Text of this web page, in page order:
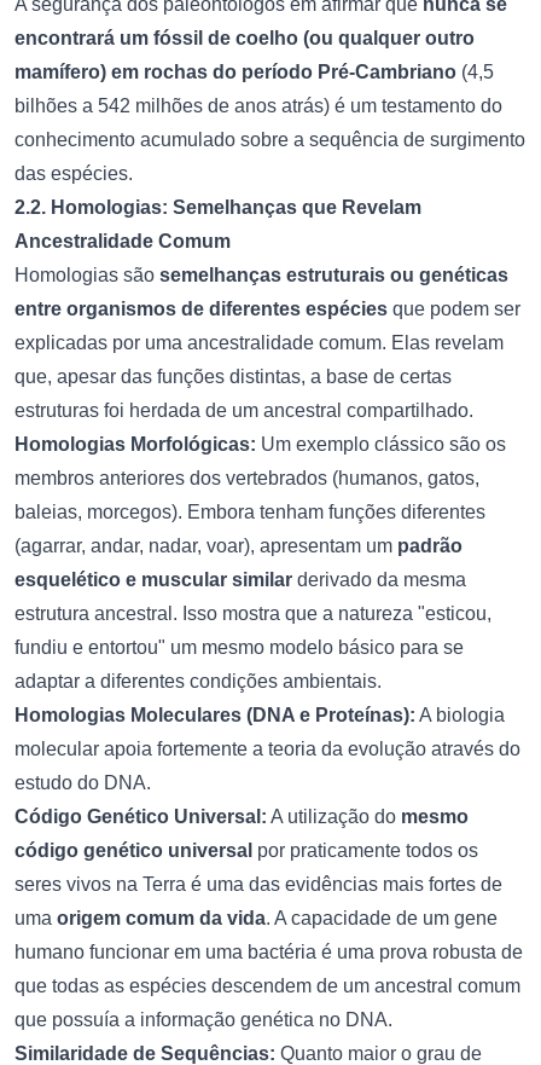
A segurança dos paleontólogos em afirmar que nunca se
encontrará um fóssil de coelho (ou qualquer outro
mamífero) em rochas do período Pré-Cambriano (4,5
bilhões a 542 milhões de anos atrás) é um testamento do
conhecimento acumulado sobre a sequência de surgimento
das espécies.
2.2. Homologias: Semelhanças que Revelam
Ancestralidade Comum
Homologias são semelhanças estruturais ou genéticas
entre organismos de diferentes espécies que podem ser
explicadas por uma ancestralidade comum. Elas revelam
que, apesar das funções distintas, a base de certas
estruturas foi herdada de um ancestral compartilhado.
Homologias Morfológicas: Um exemplo clássico são os
membros anteriores dos vertebrados (humanos, gatos,
baleias, morcegos). Embora tenham funções diferentes
(agarrar, andar, nadar, voar), apresentam um padrão
esquelético e muscular similar derivado da mesma
estrutura ancestral. Isso mostra que a natureza "esticou,
fundiu e entortou" um mesmo modelo básico para se
adaptar a diferentes condições ambientais.
Homologias Moleculares (DNA e Proteínas): A biologia
molecular apoia fortemente a teoria da evolução através do
estudo do DNA.
Código Genético Universal: A utilização do mesmo
código genético universal por praticamente todos os
seres vivos na Terra é uma das evidências mais fortes de
uma origem comum da vida. A capacidade de um gene
humano funcionar em uma bactéria é uma prova robusta de
que todas as espécies descendem de um ancestral comum
que possuía a informação genética no DNA.
Similaridade de Sequências: Quanto maior o grau de